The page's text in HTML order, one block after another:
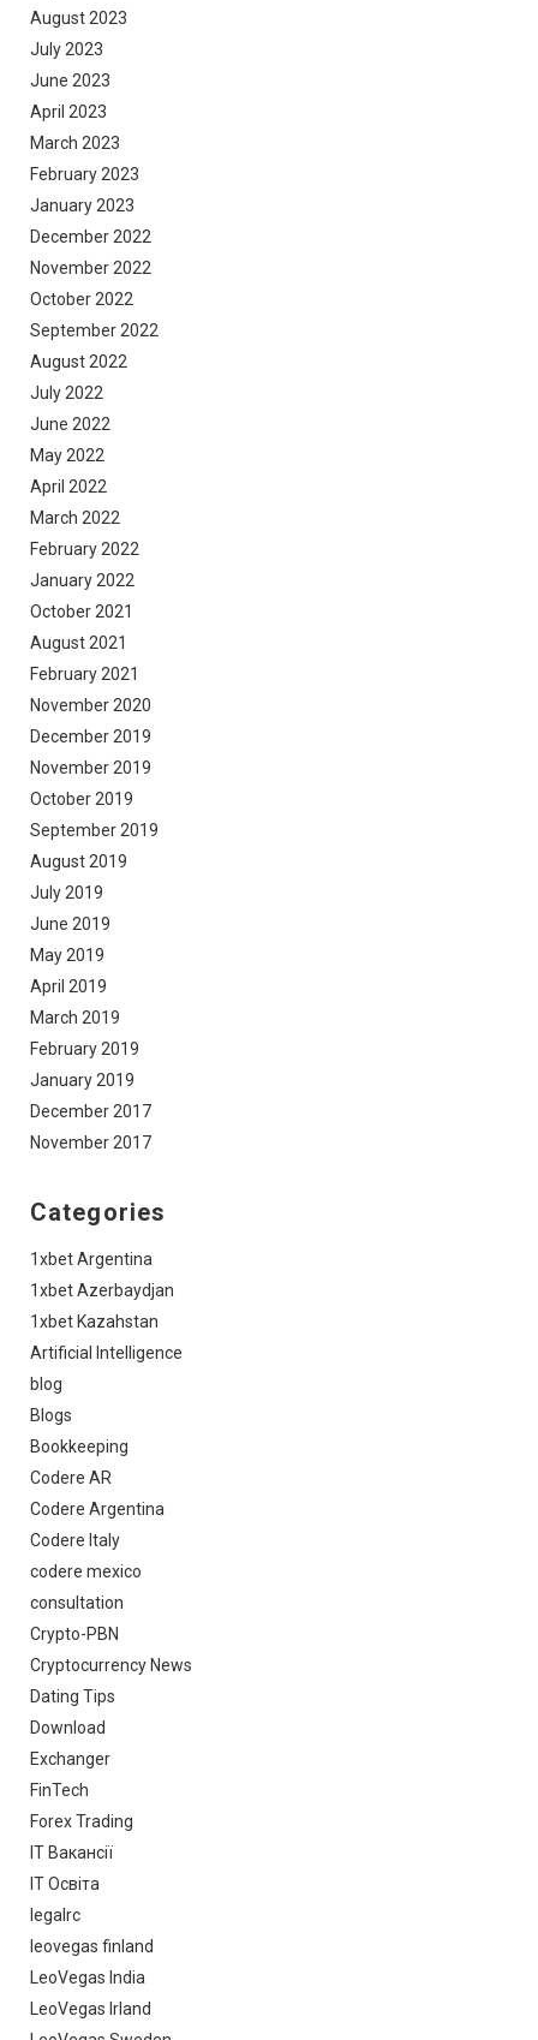
August 2023
July 2023
June 2023
April 2023
March 2023
February 2023
January 2023
December 2022
November 2022
October 2022
September 2022
August 2022
July 2022
June 2022
May 2022
April 2022
March 2022
February 2022
January 2022
October 2021
August 2021
February 2021
November 2020
December 2019
November 2019
October 2019
September 2019
August 2019
July 2019
June 2019
May 2019
April 2019
March 2019
February 2019
January 2019
December 2017
November 2017
Categories
1xbet Argentina
1xbet Azerbaydjan
1xbet Kazahstan
Artificial Intelligence
blog
Blogs
Bookkeeping
Codere AR
Codere Argentina
Codere Italy
codere mexico
consultation
Crypto-PBN
Cryptocurrency News
Dating Tips
Download
Exchanger
FinTech
Forex Trading
IT Вакансії
IT Освіта
legalrc
leovegas finland
LeoVegas India
LeoVegas Irland